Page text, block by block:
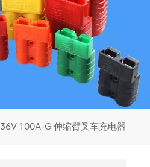
36V 100A-G 伸缩臂叉车充电器